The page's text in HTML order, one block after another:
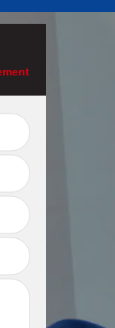
Peinture
Ferronnerie 87
Haute-Vienne